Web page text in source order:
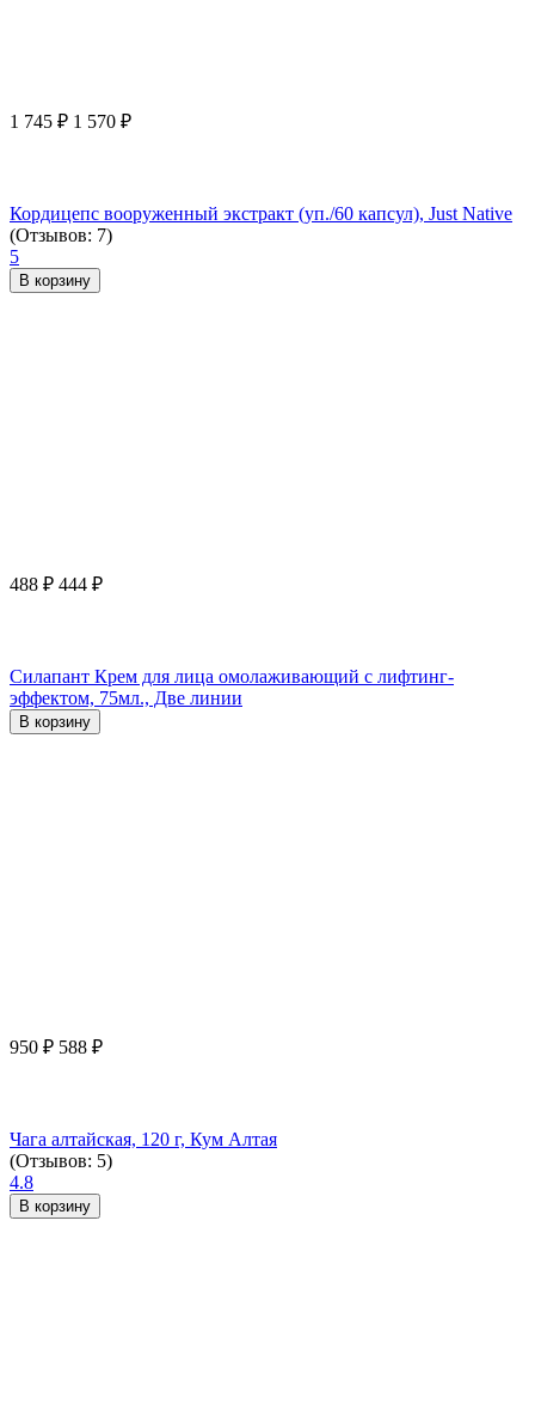
1 745 ₽ 1 570 ₽
Кордицепс вооруженный экстракт (уп./60 капсул), Just Native
(Отзывов: 7)
5
В корзину
488 ₽ 444 ₽
Силапант Крем для лица омолаживающий с лифтинг-
эффектом, 75мл., Две линии
В корзину
950 ₽ 588 ₽
Чага алтайская, 120 г, Кум Алтая
(Отзывов: 5)
4.8
В корзину